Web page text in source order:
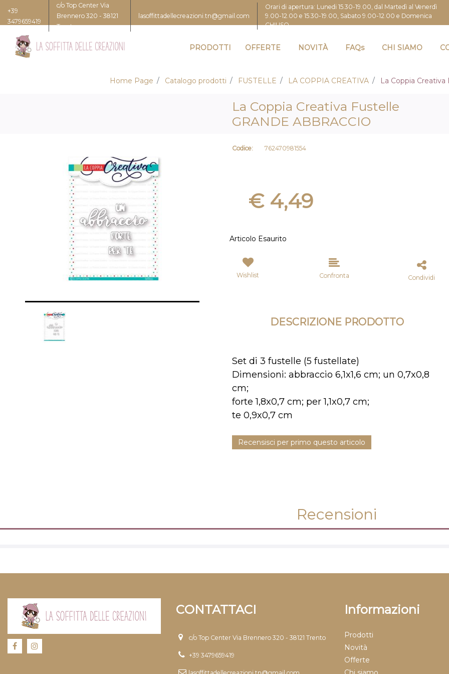
+39
3479659419
c/o Top Center Via
Brennero 320 - 38121
Trento
lasoffittadellecreazioni.tn@gmail.com
Orari di apertura: Lunedi 15.30-19.00, dal Martedì al Venerdì
9.00-12.00 e 15.30-19.00, Sabato 9.00-12.00 e Domenica
CHIUSO
PRODOTTI OFFERTE NOVITÀ FAQs CHI SIAMO
Home Page Catalogo prodotti FUSTELLE LA COPPIA CREATIVA La Coppia
La Coppia Creativa Fustelle
GRANDE ABBRACCIO
Codice: 762470981554
€ 4,49
Articolo Esaurito
Wishlist Confronta Condividi
DESCRIZIONE PRODOTTO
Set di 3 fustelle (5 fustellate)
Dimensioni: abbraccio 6,1x1,6 cm; un 0,7x0,8
cm;
forte 1,8x0,7 cm; per 1,1x0,7 cm;
te 0,9x0,7 cm
Recensisci per primo questo articolo
Recensioni
CONTATTACI
c/o Top Center Via Brennero 320 - 38121 Trento
+39 3479659419
Informazioni
Prodotti
Novità
Offerte